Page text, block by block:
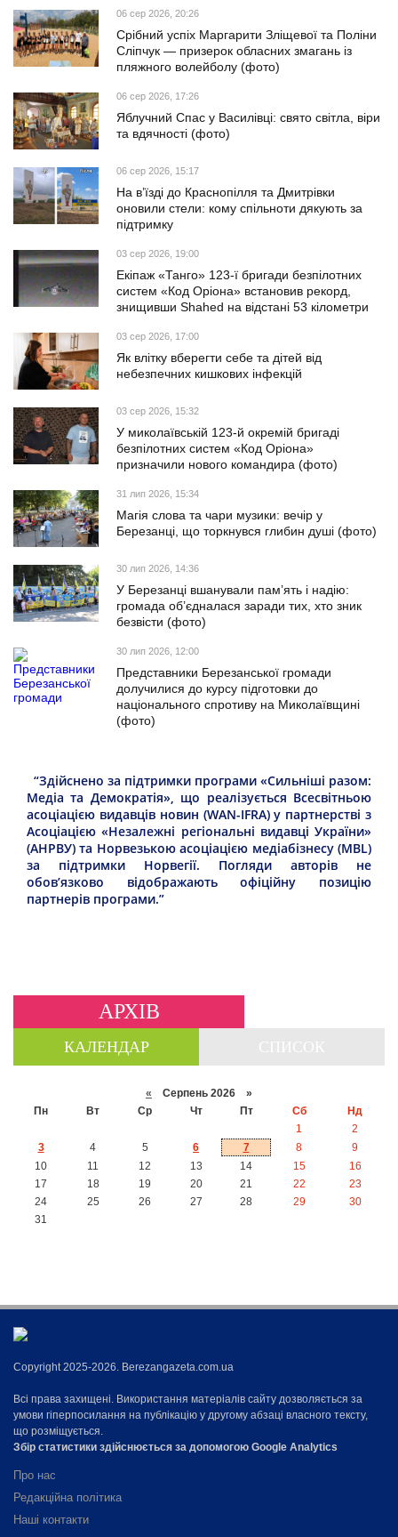
06 сер 2026, 20:26
Срібний успіх Маргарити Зліщевої та Поліни
Сліпчук — призерок обласних змагань із
пляжного волейболу (фото)
06 сер 2026, 17:26
Яблучний Спас у Василівці: свято світла, віри
та вдячності (фото)
06 сер 2026, 15:17
На в’їзді до Краснопілля та Дмитрівки
оновили стели: кому спільноти дякують за
підтримку
03 сер 2026, 19:00
Екіпаж «Танго» 123-ї бригади безпілотних
систем «Код Оріона» встановив рекорд,
знищивши Shahed на відстані 53 кілометри
03 сер 2026, 17:00
Як влітку вберегти себе та дітей від
небезпечних кишкових інфекцій
03 сер 2026, 15:32
У миколаївській 123-й окремій бригаді
безпілотних систем «Код Оріона»
призначили нового командира (фото)
31 лип 2026, 15:34
Магія слова та чари музики: вечір у
Березанці, що торкнувся глибин душі (фото)
30 лип 2026, 14:36
У Березанці вшанували пам’ять і надію:
громада об’єдналася заради тих, хто зник
безвісти (фото)
30 лип 2026, 12:00
Представники Березанської громади
долучилися до курсу підготовки до
національного спротиву на Миколаївщині
(фото)
“Здійснено за підтримки програми «Сильніші разом:
Медіа та Демократія», що реалізується Всесвітньою
асоціацією видавців новин (WAN-IFRA) у партнерстві з
Асоціацією «Незалежні регіональні видавці України»
(АНРВУ) та Норвезькою асоціацією медіабізнесу (MBL)
за підтримки Норвегії. Погляди авторів не
обов’язково відображають офіційну позицію
партнерів програми.”
АРХІВ
КАЛЕНДАР
« Серпень 2026 »
Пн
Вт Ср Чт Пт Сб
Нд
1
2
3
4 5 6 7 8
9
10
11 12 13 14 15
16
17
18 19 20 21 22
23
24
25 26 27 28 29
30
31
Copyright 2025-2026. Berezangazeta.com.ua
Всі права захищені. Використання матеріалів сайту дозволяється за
умови гіперпосилання на публікацію у другому абзаці власного тексту,
що розміщується.
Збір статистики здійснюється за допомогою Google Analytics
Про нас
Редакційна політика
Наші контакти